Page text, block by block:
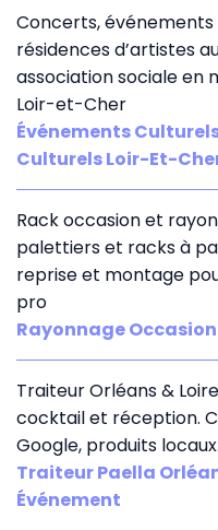
Concerts,
résidences d’artistes
association sociale en
Loir-et-Cher
Événements
Culturels Loir-Et-
Rack occasion et
palettiers et racks à
reprise et montage
pro
Rayonnage Occasion
Traiteur Orléans &
cocktail et réception.
Google, produits
Traiteur Paella
Événement